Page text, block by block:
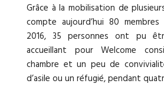
Grâce à la mobilisation de
compte aujourd’hui 80 membres
2016, 35 personnes ont pu
accueillant pour Welcome
chambre et un peu de
d’asile ou un réfugié, pendant